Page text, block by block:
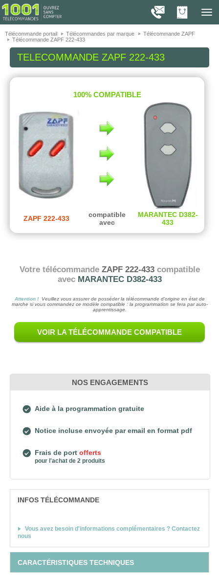
1001
Télécommande portail
Télécommandes par marque
Télécommande ZAPF
Télécommande ZAPF 222-433
TELECOMMANDE ZAPF 222-433
100% COMPATIBLE
ZAPF 222-433
compatible
avec
MARANTEC D382-
433
Votre télécommande ZAPF 222-433compatible
avec MARANTEC D382-433
Attention !Veuillez vous assurer de posséder la télécommande d'origine en état de
marche si vous commandez ce modèle compatible : la programmation se fera par auto-
apprentissage.
VOIR LA TÉLÉCOMMANDE COMPATIBLE
NOS ENGAGEMENTS
Aide à la programmation gratuite
Notice incluse envoyée par email en format pdf
Frais de port offerts
pour l'achat de 2 produits
INFOS TÉLÉCOMMANDE
Vous avez besoin d'informations complémentaires ? Contactez
nous
CARACTÉRISTIQUES TECHNIQUES
On vous présente nos cookies !